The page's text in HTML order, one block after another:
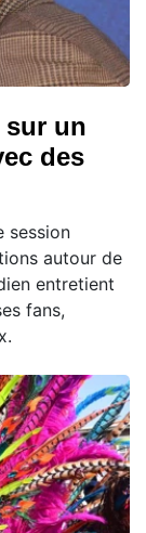
sur un
des
session
autour de
entretient
fans,